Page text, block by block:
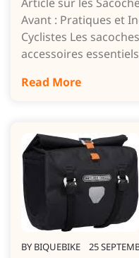
Avant : Pratiques et
Cyclistes Les
accessoires
Read More
BY BIQUEBIKE 25